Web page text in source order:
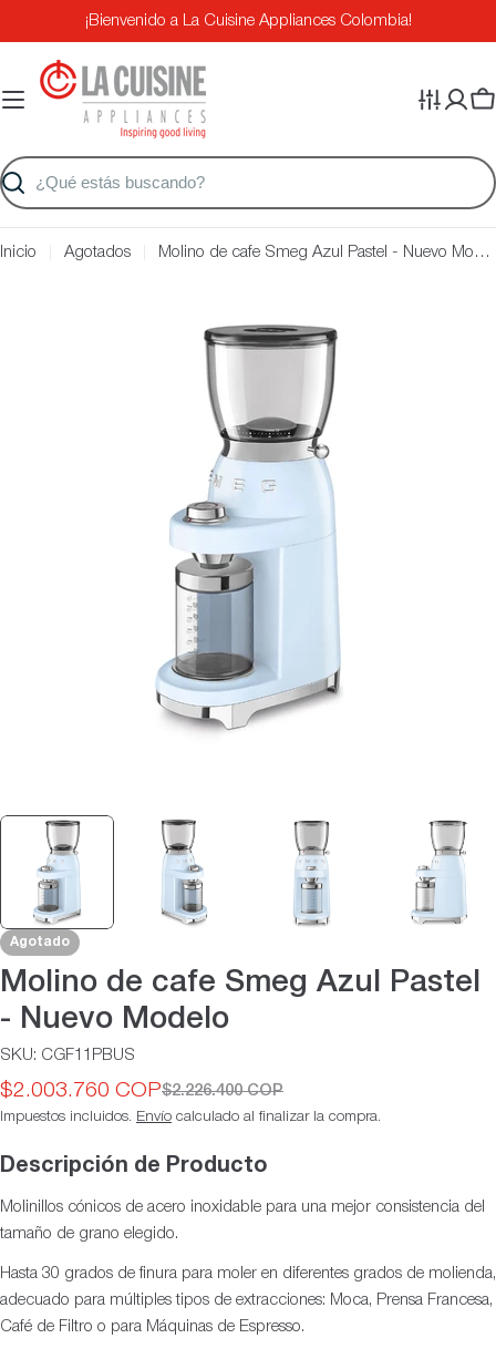
al
contenido
¡Bienvenido a La Cuisine Appliances Colombia!
Buscar
Inicio Agotados Molino de cafe Smeg Azul Pastel - Nuevo Modelo
Agotado
Molino de cafe Smeg Azul Pastel
- Nuevo Modelo
SKU: CGF11PBUS
Precio
de
$2.003.760 COP
Precio
habitual
$2.226.400 COP
Impuestos incluidos. Envío calculado al finalizar la compra.
Descripción de Producto
Molinillos cónicos de acero inoxidable para una mejor consistencia del
tamaño de grano elegido.
Hasta 30 grados de finura para moler en diferentes grados de molienda,
adecuado para múltiples tipos de extracciones: Moca, Prensa Francesa,
Café de Filtro o para Máquinas de Espresso.